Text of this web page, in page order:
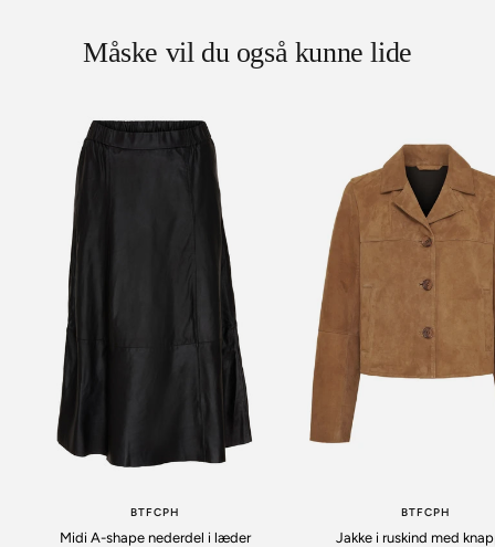
Måske vil du også kunne lide
BTFCPH
Midi A-shape nederdel i læder
BTFCPH
Jakke i ruskind med